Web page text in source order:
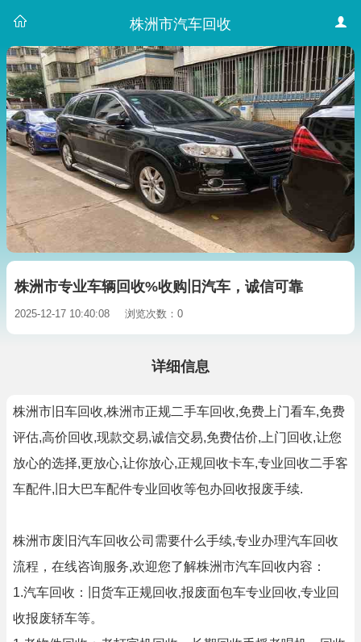
株洲市汽车回收
株洲市专业车辆回收%收购旧汽车，诚信可靠
2025-12-17 10:40:08 浏览次数：0
详细信息
株洲市旧车回收,株洲市正规二手车回收,免费上门看车,免费
评估,高价回收,现款交易,诚信交易,免费估价,上门回收,让您
放心的选择,更放心,让你放心,正规回收卡车,专业回收二手客
车配件,旧大巴车配件专业回收等包办回收报废手续.
株洲市废旧汽车回收公司需要什么手续,专业办理汽车回收
流程，在线咨询服务,欢迎您了解株洲市汽车回收内容：
1.汽车回收：旧货车正规回收,报废面包车专业回收,专业回
收报废轿车等。